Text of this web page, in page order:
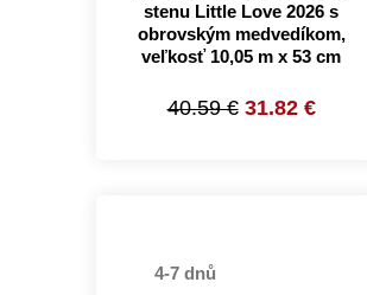
stenu Little Love 2026 s
obrovským medvedíkom,
veľkosť 10,05 m x 53 cm
40.59 € 31.82 €
4-7 dnů